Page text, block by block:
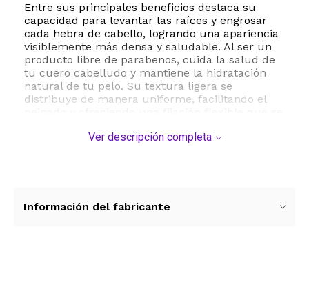
Entre sus principales beneficios destaca su
capacidad para levantar las raíces y engrosar
cada hebra de cabello, logrando una apariencia
visiblemente más densa y saludable. Al ser un
producto libre de parabenos, cuida la salud de
tu cuero cabelludo y mantiene la hidratación
natural de tu pelo. Su textura ligera se
distribuye de manera uniforme, facilitando el
un rendimiento prolongado. Aplica una pequeña
Ver descripción completa
Información del fabricante